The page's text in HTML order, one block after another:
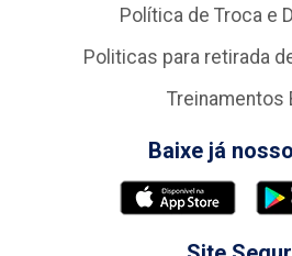
Política de Troca e
Politicas para retirada
Treinamentos
Baixe já